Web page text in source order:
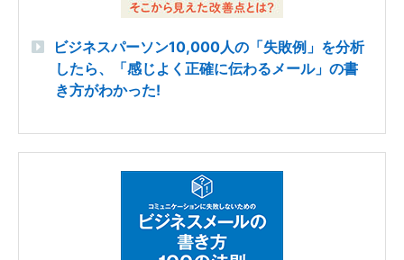
ビジネスパーソン10,000人の「失敗例」を分析
したら、「感じよく正確に伝わるメール」の書
き方がわかった!